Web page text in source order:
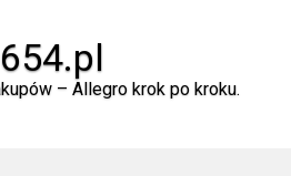
654.pl
– Allegro krok po kroku.